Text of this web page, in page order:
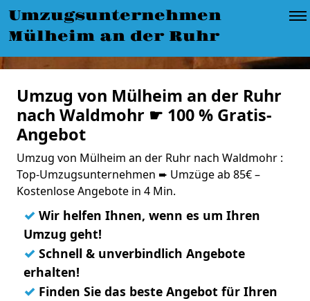
Umzugsunternehmen
Mülheim an der Ruhr
Umzug von Mülheim an der Ruhr
nach Waldmohr ☛ 100 % Gratis-
Angebot
Umzug von Mülheim an der Ruhr nach Waldmohr :
Top-Umzugsunternehmen ➨ Umzüge ab 85€ –
Kostenlose Angebote in 4 Min.
✓ Wir helfen Ihnen, wenn es um Ihren
Umzug geht!
✓ Schnell & unverbindlich Angebote
erhalten!
✓ Finden Sie das beste Angebot für Ihren